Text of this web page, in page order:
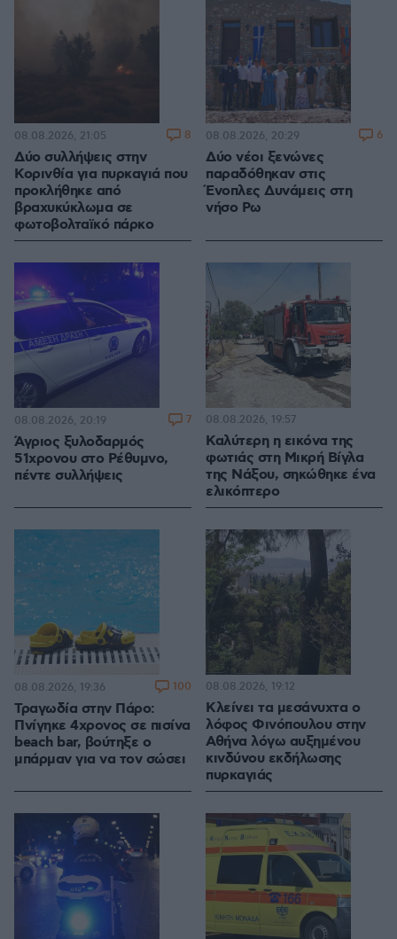
Δύο συλλήψεις στην
Κορινθία για πυρκαγιά που
προκλήθηκε από
βραχυκύκλωμα σε
φωτοβολταϊκό πάρκο
08.08.2026, 21:05 8
Δύο νέοι ξενώνες
παραδόθηκαν στις
Ένοπλες Δυνάμεις στη
νήσο Ρω
08.08.2026, 20:29 6
Άγριος ξυλοδαρμός
51χρονου στο Ρέθυμνο,
πέντε συλλήψεις
08.08.2026, 20:19 7
Καλύτερη η εικόνα της
φωτιάς στη Μικρή Βίγλα
της Νάξου, σηκώθηκε ένα
ελικόπτερο
08.08.2026, 19:57
Τραγωδία στην Πάρο:
Πνίγηκε 4χρονος σε πισίνα
beach bar, βούτηξε ο
μπάρμαν για να τον σώσει
08.08.2026, 19:36 100
Κλείνει τα μεσάνυχτα ο
λόφος Φινόπουλου στην
Αθήνα λόγω αυξημένου
κινδύνου εκδήλωσης
πυρκαγιάς
08.08.2026, 19:12